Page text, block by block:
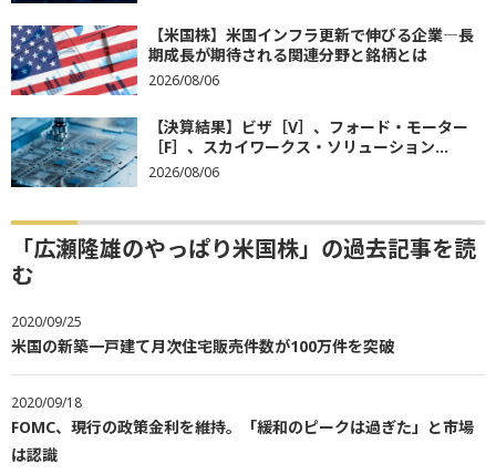
【米国株】米国インフラ更新で伸びる企業―長
期成長が期待される関連分野と銘柄とは
2026/08/06
【決算結果】ビザ［V］、フォード・モーター
［F］、スカイワークス・ソリューション...
2026/08/06
「広瀬隆雄のやっぱり米国株」の過去記事を読
む
2020/09/25
米国の新築一戸建て月次住宅販売件数が100万件を突破
2020/09/18
FOMC、現行の政策金利を維持。「緩和のピークは過ぎた」と市場
は認識